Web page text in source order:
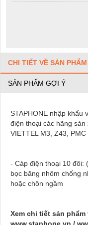
CHI TIẾT VỀ SẢN PHẨM
SẢN PHẨM GỢI Ý
STAPHONE nhập khẩu
điện thoại các hãng sản
VIETTEL M3, Z43,
- Cáp điện thoại 10 đôi:
bọc băng nhôm chống
hoặc chôn ngầm
Xem chi tiết sản